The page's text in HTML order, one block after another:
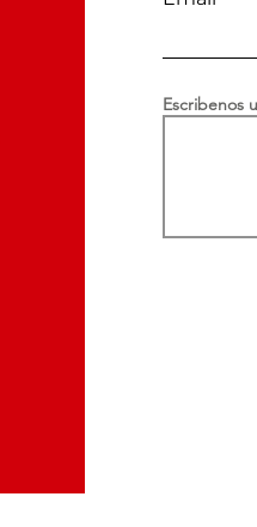
Escribenos